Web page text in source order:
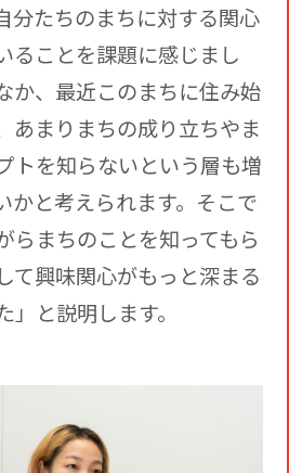
分たちのまちに対する関心
ることを課題に感じまし
か、最近このまちに住み始
あまりまちの成り立ちやま
トを知らないという層も増
かと考えられます。そこで
らまちのことを知ってもら
て興味関心がもっと深まる
と説明します。